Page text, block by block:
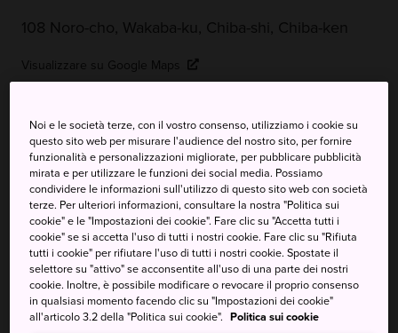
108 Noro-cho, Wakaba-ku, Chiba-shi, Chiba-ken
Visualizzare su Google Maps
PAROLE CHIAVE MAPPA
Relax e immersioni nella natura
Il Parco naturale di Izumi è un parco di 44 ettari ricco di
vegetazione rigogliosa e sentieri escursionistici, che
offrono l'occasione perfetta per immergersi nella natura.
Noi e le società terze, con il vostro consenso, utilizziamo i cookie su
questo sito web per misurare l'audience del nostro sito, per fornire
funzionalità e personalizzazioni migliorate, per pubblicare pubblicità
mirata e per utilizzare le funzioni dei social media. Possiamo
condividere le informazioni sull'utilizzo di questo sito web con società
terze. Per ulteriori informazioni, consultare la nostra "Politica sui
cookie" e le "Impostazioni dei cookie". Fare clic su "Accetta tutti i
cookie" se si accetta l'uso di tutti i nostri cookie. Fare clic su "Rifiuta
tutti i cookie" per rifiutare l'uso di tutti i nostri cookie. Spostate il
selettore su "attivo" se acconsentite all'uso di una parte dei nostri
cookie. Inoltre, è possibile modificare o revocare il proprio consenso
in qualsiasi momento facendo clic su "Impostazioni dei cookie"
all'articolo 3.2 della "Politica sui cookie". Politica sui cookie